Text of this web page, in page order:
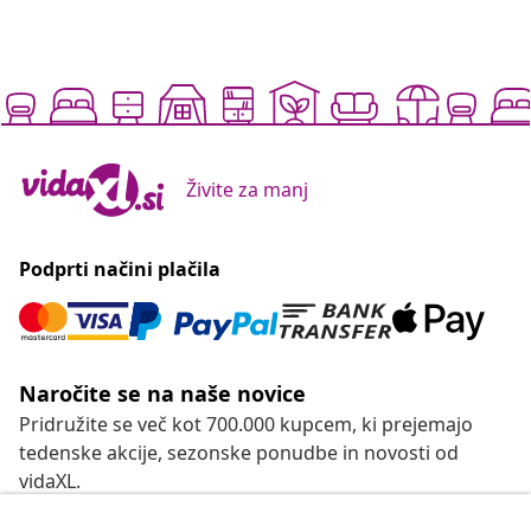
Živite za manj
Podprti načini plačila
Naročite se na naše novice
Pridružite se več kot 700.000 kupcem, ki prejemajo
tedenske akcije, sezonske ponudbe in novosti od
vidaXL.